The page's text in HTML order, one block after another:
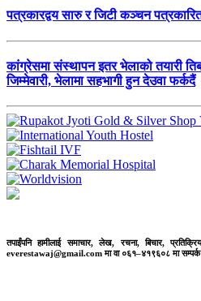
पत्रकारद्वय सारु र जिटी कञ्चन
कांग्रेसमा संस्थापन इतर भेलाको तयारी
जिम्मेवारी, भेलामा सहभागी हुन देउवा फर्कदैं
तपाईंपनि हामीलाई समाचार, लेख, रचना, बिचार,
everestawaj@gmail.com मा वा ०६१–४१९६०८ मा सम्पर्क